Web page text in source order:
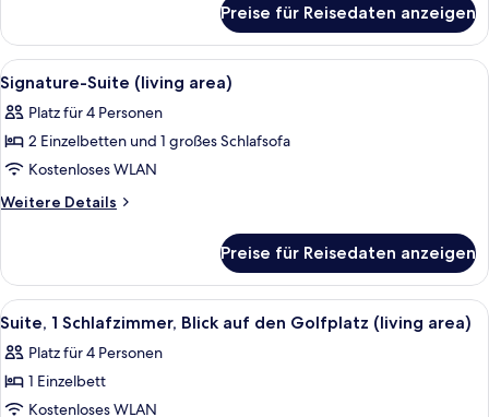
area)
anzeigen
Suite,
1 King-
Bett
(living
area)
Preise für Reisedaten anzeigen
Alle
Fotos
für
Signature-
Suite
(living
Signature-Suite (living area) |
14
Signature-Suite (living area)
Platz für 4 Personen
2 Einzelbetten und 1 großes Schlafsofa
Kostenloses WLAN
Weitere Details
Weitere
Suite
(living
area)
Preise für Reisedaten anzeigen
Alle
Fotos
für
Suite,
1
Suite, 1 Schlafzimmer, Blick auf den
7
Suite, 1 Schlafzimmer, Blick auf den Golfplatz (living area)
Platz für 4 Personen
1 Einzelbett
Kostenloses WLAN